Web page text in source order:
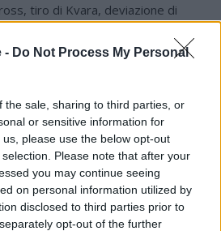
- Do Not Process My Personal
the sale, sharing to third parties, or
or sensitive information for
please use the below opt-out
Please note that after your
you may continue seeing
on personal information utilized by
disclosed to third parties prior to
opt-out of the further
tiro di Kvara, deviazione di
7
7)
con un guizzo dei suoi, propizia il
con le sue lunghe leve,
9